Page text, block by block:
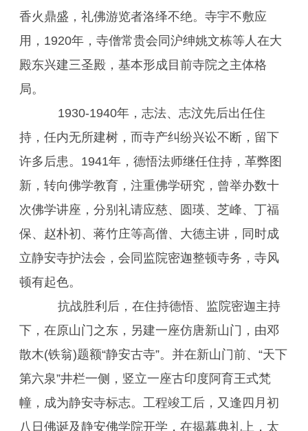
香火鼎盛，礼佛游览者洛绎不绝。寺宇不敷应
用，1920年，寺僧常贵会同沪绅姚文栋等人在大
殿东兴建三圣殿，基本形成目前寺院之主体格
局。
1930-1940年，志法、志汶先后出任住
持，任内无所建树，而寺产纠纷兴讼不断，留下
许多后患。1941年，德悟法师继任住持，革弊图
新，转向佛学教育，注重佛学研究，曾举办数十
次佛学讲座，分别礼请应慈、圆瑛、芝峰、丁福
保、赵朴初、蒋竹庄等高僧、大德主讲，同时成
立静安寺护法会，会同监院密迦整顿寺务，寺风
顿有起色。
抗战胜利后，在住持德悟、监院密迦主持
下，在原山门之东，另建一座仿唐新山门，由邓
散木(铁翁)题额“静安古寺”。并在新山门前、“天下
第六泉”井栏一侧，竖立一座古印度阿育王式梵
幢，成为静安寺标志。工程竣工后，又逢四月初
八日佛诞及静安佛学院开学，在揭幕典礼上，太